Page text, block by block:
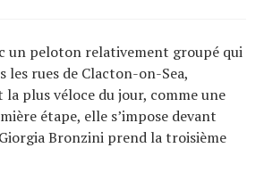
un peloton relativement groupé qui
les rues de Clacton-on-Sea,
plus véloce du jour, comme une
étape, elle s’impose devant
Bronzini prend la troisième